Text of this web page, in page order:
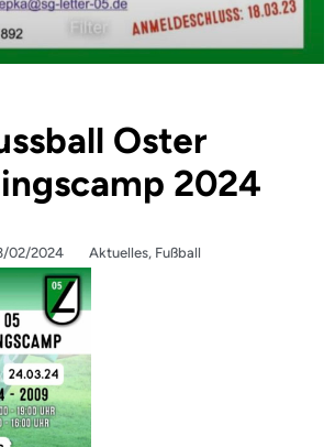
Oster
2024
02/2024 Aktuelles, Fußball